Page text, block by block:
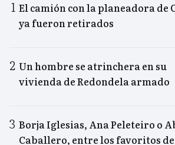
El camión con la planeadora de
ya fueron retirados
Un hombre se atrinchera en su
vivienda de Redondela armado
Borja Iglesias, Ana Peleteiro o
Caballero, entre los favoritos